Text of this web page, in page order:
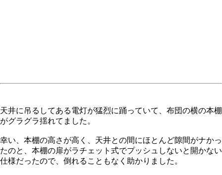
天井に吊るしてある電灯が猛烈に踊っていて、布団の横の本棚
がグラグラ揺れてました。
幸い、本棚の高さが高く、天井との間にほとんど隙間がナかっ
たのと、本棚の扉がラチェット式でプッシュしないと開かない
仕様だったので、倒れることもなく助かりました。